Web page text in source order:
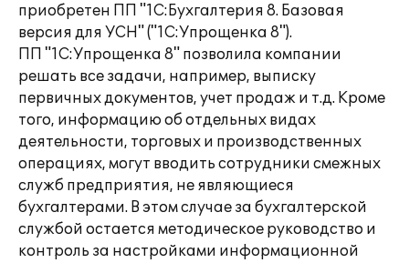
приобретен ПП "1С:Бухгалтерия 8. Базовая
версия для УСН" ("1С:Упрощенка 8").
ПП "1С:Упрощенка 8" позволила компании
решать все задачи, например, выписку
первичных документов, учет продаж и т.д. Кроме
того, информацию об отдельных видах
деятельности, торговых и производственных
операциях, могут вводить сотрудники смежных
служб предприятия, не являющиеся
бухгалтерами. В этом случае за бухгалтерской
службой остается методическое руководство и
контроль за настройками информационной